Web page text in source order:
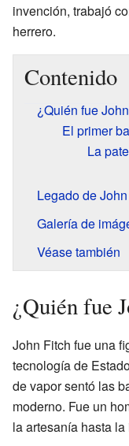
invención, trabajó
herrero.
Contenido
¿Quién fue
El primer
La
Legado de
Galería de
Véase también
¿Quién fue
John Fitch fue una
tecnología de
de vapor sentó las
moderno. Fue un
la artesanía hasta